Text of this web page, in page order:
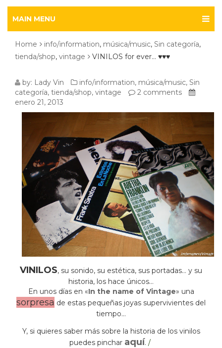
MAIN MENU
Home info/information, música/music, Sin categoría,
tienda/shop, vintage VINILOS for ever… ♥♥♥
VINILOS
FOR
by: Lady Vin info/information, música/music, Sin
categoría, tienda/shop, vintage
2 comments
enero 21, 2013
VINILOS, su sonido, su estética, sus portadas… y su
historia, los hace únicos…
En unos días en «In the name of Vintage» una
sorpresa de estas pequeñas joyas supervivientes del
tiempo…
Y, si quieres saber más sobre la historia de los vinilos
puedes pinchar aquí. /